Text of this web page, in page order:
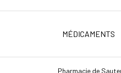
MÉDICAMENTS
Pharmacie de